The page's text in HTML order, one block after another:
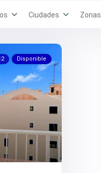
Ciudades Zonas
Disponible